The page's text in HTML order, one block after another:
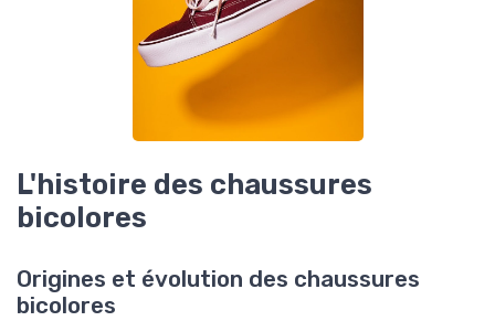
L'histoire des chaussures
bicolores
Origines et évolution des chaussures
bicolores